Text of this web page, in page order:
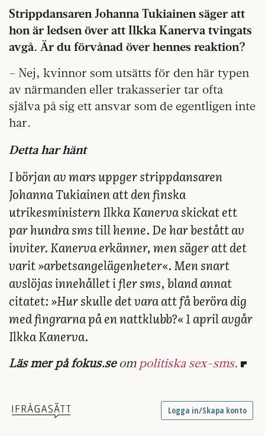
Strippdansaren Johanna Tukiainen säger att
hon är ledsen över att Ilkka Kanerva tvingats
avgå. Är du förvånad över hennes reaktion?
– Nej, kvinnor som utsätts för den här typen
av närmanden eller trakasserier tar ofta
själva på sig ett ansvar som de egentligen inte
har.
Detta har hänt
I början av mars uppger strippdansaren
Johanna Tukiainen att den finska
utrikesministern Ilkka Kanerva skickat ett
par hundra sms till henne. De har bestått av
inviter. Kanerva erkänner, men säger att det
varit »arbetsangelägenheter«. Men snart
avslöjas innehållet i fler sms, bland annat
citatet: »Hur skulle det vara att få beröra dig
med fingrarna på en nattklubb?« 1 april avgår
Ilkka Kanerva.
Läs mer på fokus.se om politiska sex-sms.